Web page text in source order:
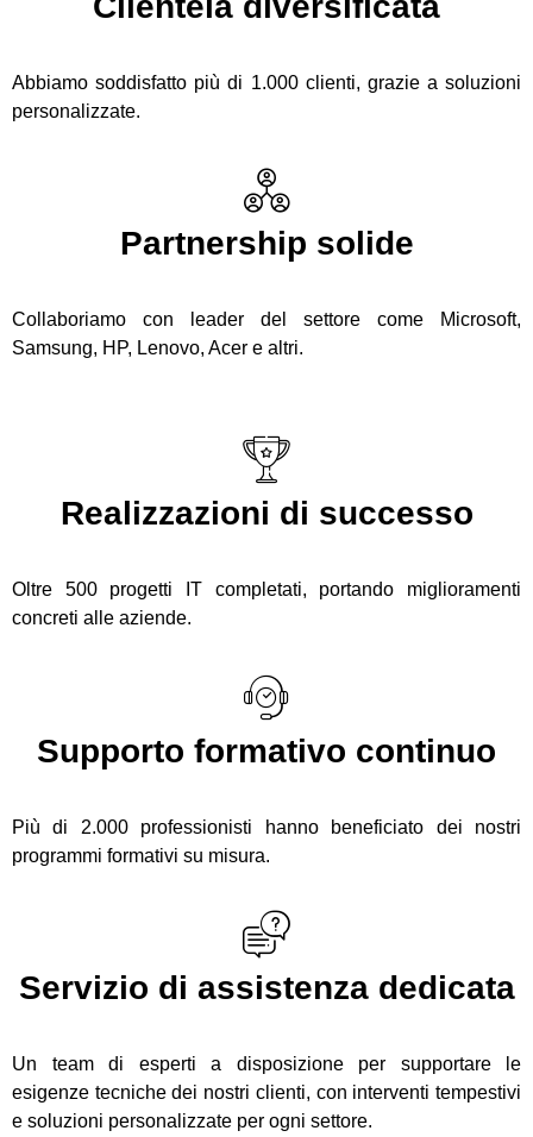
Abbiamo soddisfatto più di 1.000 clienti, grazie a soluzioni
personalizzate.
Partnership solide
Collaboriamo con leader del settore come Microsoft,
Samsung, HP, Lenovo, Acer e altri.
Realizzazioni di successo
Oltre 500 progetti IT completati, portando miglioramenti
concreti alle aziende.
Supporto formativo continuo
Più di 2.000 professionisti hanno beneficiato dei nostri
programmi formativi su misura.
Servizio di assistenza dedicata
Un team di esperti a disposizione per supportare le
esigenze tecniche dei nostri clienti, con interventi tempestivi
e soluzioni personalizzate per ogni settore.